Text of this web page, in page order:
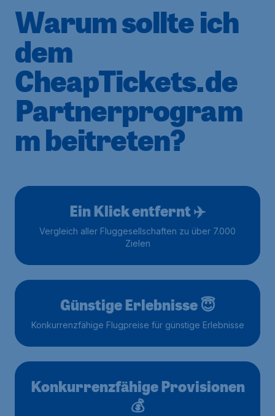
Warum sollte ich
dem
CheapTickets.de
Partnerprogram
m beitreten?
Ein Klick entfernt ✈️
Vergleich aller Fluggesellschaften zu über 7.000
Zielen
Günstige Erlebnisse 😇
Konkurrenzfähige Flugpreise für günstige Erlebnisse
Konkurrenzfähige Provisionen
💰